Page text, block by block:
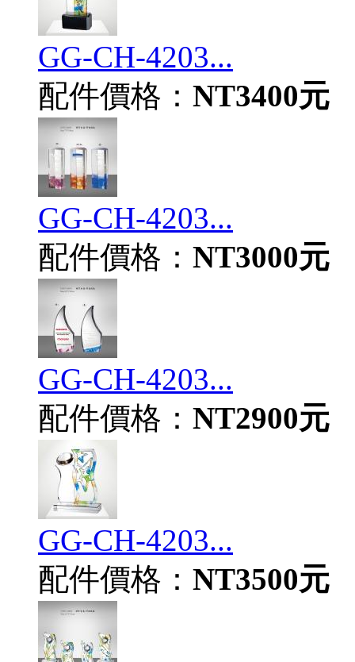
GG-CH-4203...
配件價格： NT3400元
GG-CH-4203...
配件價格： NT3000元
GG-CH-4203...
配件價格： NT2900元
GG-CH-4203...
配件價格： NT3500元